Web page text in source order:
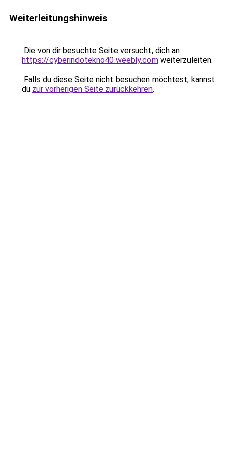
Weiterleitungshinweis
Die von dir besuchte Seite versucht, dich an
https://cyberindotekno40.weebly.com weiterzuleiten.
Falls du diese Seite nicht besuchen möchtest, kannst
du zur vorherigen Seite zurückkehren.